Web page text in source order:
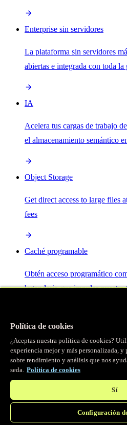
Enterprise sin servidores
La plataforma sin servidores
abiertas e integrada con toda
IA
Acelera tus cargas de trabajo
el almacenamiento semántico
Object Storage
Get direct access to large files
fees
Caché programable
Obtén acceso programático
legendaria que impulsa
Servidor MCP
Control por IA para tus
Política de cookies
¿Aceptas nuestra política de cookies?
experiencia mejor y más personalizada, y
sobre rendimiento y análisis que nos
seda. Política de cookies
Sí
Configuración